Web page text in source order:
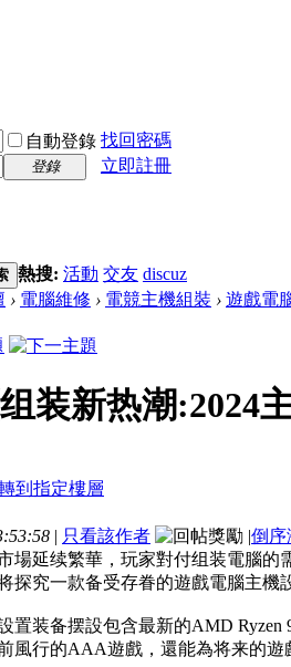
自動登錄 找回密碼
登錄
立即註冊
熱搜: 活動 交友 discuz
› 電腦維修 › 電競主機組裝 › 遊戲電
装新热潮:2024
| 只看該作者 |倒序
場延续繁華，玩家對付组装電腦
探究一款备受存眷的遊戲電腦主機
置装备摆設包含最新的AMD
風行的AAA遊戲，還能為将来的